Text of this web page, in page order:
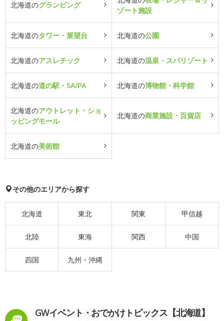
北海道のグランピング
ゾート施設
北海道のタワー・展望台 北海道の公園
北海道のアスレチック 北海道の温泉・スパリゾート
北海道の道の駅・SA/PA 北海道の博物館・科学館
北海道のアウトレット・ショ
ッピングモール
北海道の商業施設・百貨店
北海道の美術館
その他のエリアから探す
北海道 東北 関東 甲信越
北陸 東海 関西 中国
四国 九州・沖縄
GWイベント・おでかけトピックス【北海道】